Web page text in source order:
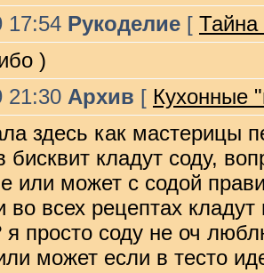
17:54 Рукоделие[
)
21:30 Архив [ Кухонные
здесь как мастерицы
бисквит кладут соду,
или может с содой
во всех рецептах
я просто соду не оч
может если в тесто